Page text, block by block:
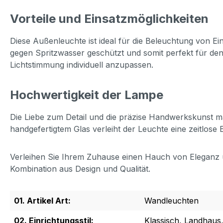
Vorteile und Einsatzmöglichkeiten
Diese Außenleuchte ist ideal für die Beleuchtung von
gegen Spritzwasser geschützt und somit perfekt für
Lichtstimmung individuell anzupassen.
Hochwertigkeit der Lampe
Die Liebe zum Detail und die präzise Handwerkskunst
handgefertigtem Glas verleiht der Leuchte eine
Verleihen Sie Ihrem Zuhause einen Hauch von
Kombination aus Design und Qualität.
01. Artikel Art:
Wandleuchten
02. Einrichtungsstil:
Klassisch,